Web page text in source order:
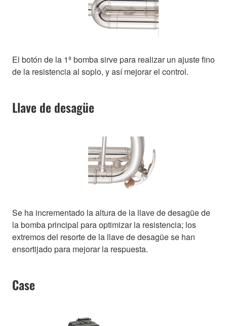
El botón de la 1ª bomba sirve para realizar un ajuste fino
de la resistencia al soplo, y así mejorar el control.
Llave de desagüe
Se ha incrementado la altura de la llave de desagüe de
la bomba principal para optimizar la resistencia; los
extremos del resorte de la llave de desagüe se han
ensortijado para mejorar la respuesta.
Case